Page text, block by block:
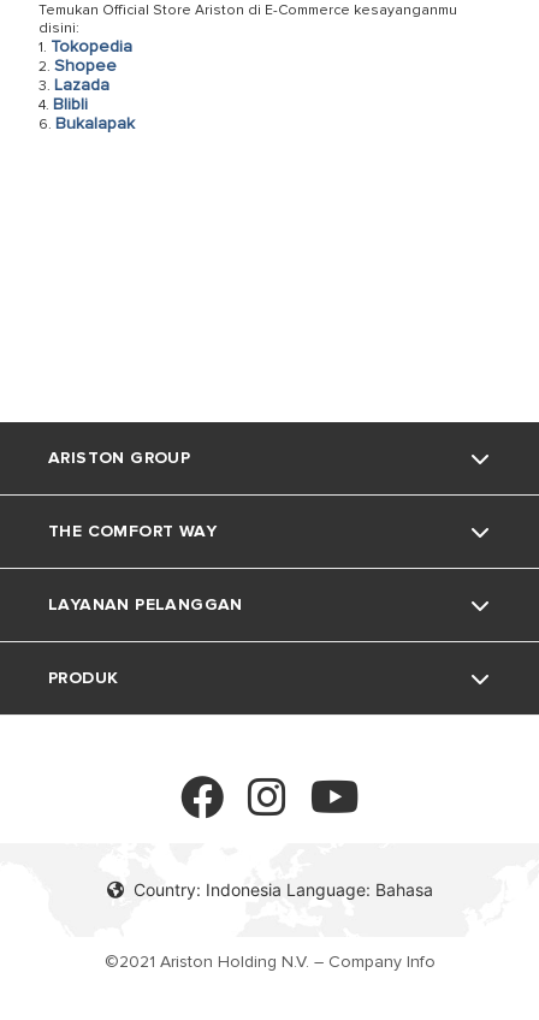
Temukan Official Store Ariston di E-Commerce kesayanganmu
disini:
1. Tokopedia
2. Shopee
3. Lazada
4. Blibli
6. Bukalapak
Country: Indonesia Language: Bahasa
ARISTON GROUP
Tentang Ariston
Grup
Karir
THE COMFORT WAY
Trik dan Kiat
Kehidupan Rumah
LAYANAN PELANGGAN
Kontak
PRODUK
Pemanas Air Tenaga Surya
Pemanas Air Heat Pumps
©2021 Ariston Holding N.V. – Company Info